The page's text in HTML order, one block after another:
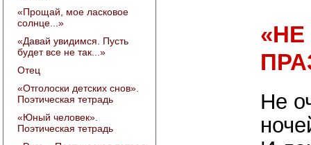
«Прощай, мое ласковое
солнце...»
«Давай увидимся. Пусть
будет все не так...»
Отец
«Отголоски детских снов».
Поэтическая тетрадь
«Юный человек».
Поэтическая тетрадь
Не